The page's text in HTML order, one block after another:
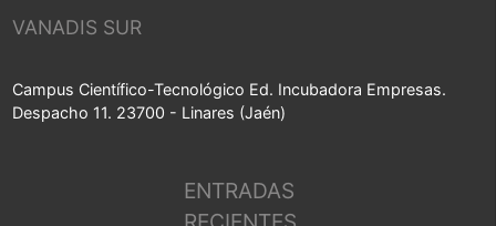
ENTRADAS
VANADIS SUR
Campus Científico-Tecnológico Ed. Incubadora Empresas.
Despacho 11. 23700 - Linares (Jaén)